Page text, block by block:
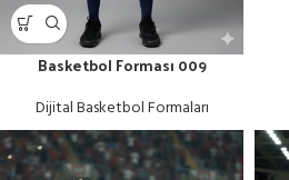
Basketbol Forması 009
Dijital Basketbol Formaları